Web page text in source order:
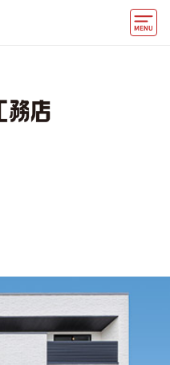
アカウント登録